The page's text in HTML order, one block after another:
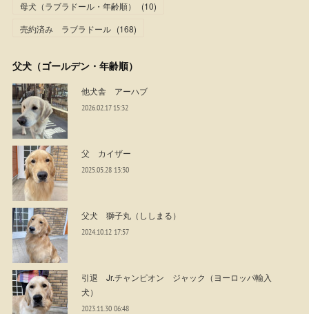
母犬（ラブラドール・年齢順） (10)
売約済み ラブラドール (168)
父犬（ゴールデン・年齢順）
他犬舎 アーハブ
2026.02.17 15:32
父 カイザー
2025.05.28 13:30
父犬 獅子丸（ししまる）
2024.10.12 17:57
引退 Jr.チャンピオン ジャック（ヨーロッパ輸入
犬）
2023.11.30 06:48